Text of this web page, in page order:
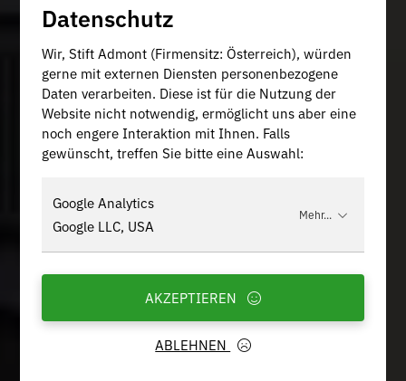
Datenschutz
Wir, Stift Admont (Firmensitz: Österreich), würden
gerne mit externen Diensten personenbezogene
Daten verarbeiten. Diese ist für die Nutzung der
Website nicht notwendig, ermöglicht uns aber eine
noch engere Interaktion mit Ihnen. Falls
gewünscht, treffen Sie bitte eine Auswahl:
Google Analytics
Google LLC, USA
Mehr...
ABLEHNEN
AKZEPTIEREN